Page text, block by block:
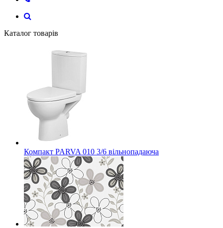
Каталог товарів
Компакт PARVA 010 3/6 вільнопадаюча